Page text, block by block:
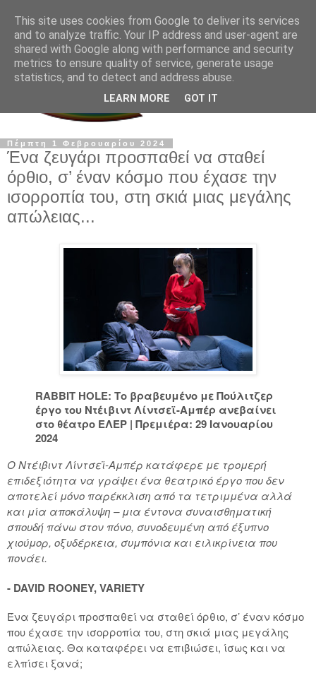
Πέμπτη 1 Φεβρουαρίου 2024
Ένα ζευγάρι προσπαθεί να σταθεί
όρθιο, σ’ έναν κόσμο που έχασε την
ισορροπία του, στη σκιά μιας μεγάλης
απώλειας...
RABBIT HOLE: Το βραβευμένο με Πούλιτζερ
έργο του Ντέιβιντ Λίντσεϊ-Αμπέρ ανεβαίνει
στο θέατρο ΕΛΕΡ | Πρεμιέρα: 29 Ιανουαρίου
2024
Ο Ντέιβιντ Λίντσεϊ-Αμπέρ κατάφερε με τρομερή
επιδεξιότητα να γράψει ένα θεατρικό έργο που δεν
αποτελεί μόνο παρέκκλιση από τα τετριμμένα αλλά
και μία αποκάλυψη – μια έντονα συναισθηματική
σπουδή πάνω στον πόνο, συνοδευμένη από έξυπνο
χιούμορ, οξυδέρκεια, συμπόνια και ειλικρίνεια που
πονάει.
- DAVID ROONEY, VARIETY
Ένα ζευγάρι προσπαθεί να σταθεί όρθιο, σ’ έναν κόσμο
που έχασε την ισορροπία του, στη σκιά μιας μεγάλης
απώλειας. Θα καταφέρει να επιβιώσει, ίσως και να
ελπίσει ξανά;
This site uses cookies from Google to deliver its services
and to analyze traffic. Your IP address and user-agent are
shared with Google along with performance and security
metrics to ensure quality of service, generate usage
statistics, and to detect and address abuse.
LEARN MORE GOT IT